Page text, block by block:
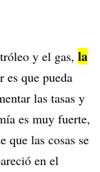
y el gas, la
es que pueda
las tasas y
es muy fuerte,
que las cosas se
en el